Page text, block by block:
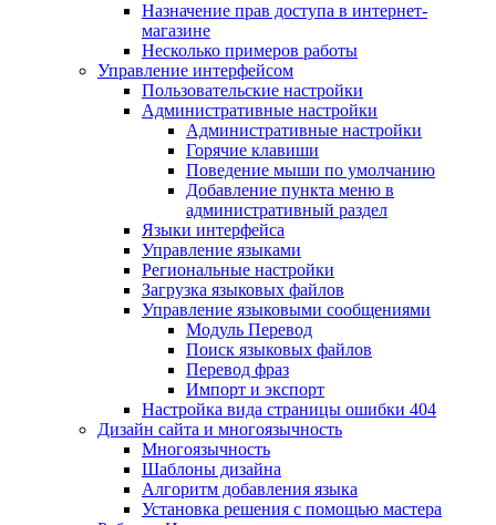
Назначение прав доступа в интернет-
магазине
Несколько примеров работы
Управление интерфейсом
Пользовательские настройки
Административные настройки
Административные настройки
Горячие клавиши
Поведение мыши по умолчанию
Добавление пункта меню в
административный раздел
Языки интерфейса
Управление языками
Региональные настройки
Загрузка языковых файлов
Управление языковыми сообщениями
Mодуль Перевод
Поиск языковых файлов
Перевод фраз
Импорт и экспорт
Настройка вида страницы ошибки 404
Дизайн сайта и многоязычность
Многоязычность
Шаблоны дизайна
Алгоритм добавления языка
Установка решения с помощью мастера